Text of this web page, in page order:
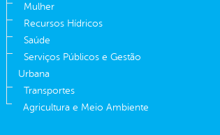
Mulher
Recursos Hídricos
Saúde
Serviços Públicos e Gestão
Urbana
Transportes
Agricultura e Meio Ambiente